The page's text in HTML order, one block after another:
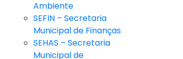
Ambiente
SEFIN – Secretaria
Municipal de Finanças
SEHAS – Secretaria
Municipal de